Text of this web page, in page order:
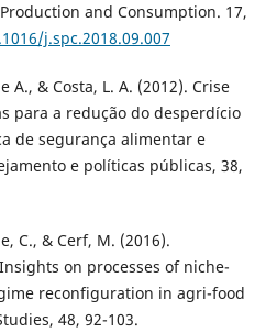
and Consumption. 17,
j.spc.2018.09.007
A., & Costa, L. A. (2012). Crise
para a redução do desperdício
de segurança alimentar e
e políticas públicas, 38,
C., & Cerf, M. (2016).
on processes of niche-
reconfiguration in agri-food
48, 92-103.